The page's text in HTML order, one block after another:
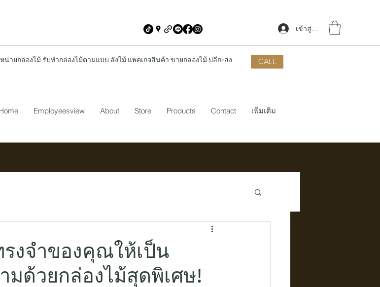
เข้าสู่ระบบ
น่ายกล่องไม้ รับทำกล่องไม้ตามแบบ ลังไม้ แพคเกจสินค้า ขายกล่องไม้ ปลีก-ส่ง CALL
Employeesview About Store Products Contact เพิ่มเติม
งจำของคุณให้เป็น
มด้วยกล่องไม้สุดพิเศษ!